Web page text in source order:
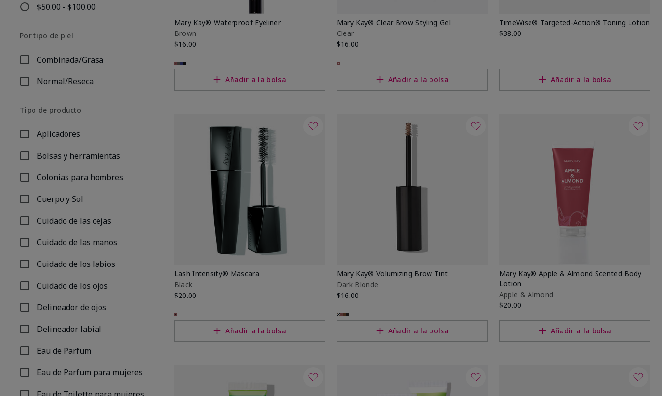
$50.00 - $100.00
Refinar por Por precio: $50.00 - $100.00
Por tipo de piel
Combinada/Grasa
Refinar por Por tipo de piel: Combinada/Grasa
Normal/Reseca
Refinar por Por tipo de piel: Normal/Reseca
Tipo de producto
Aplicadores
Refinar por Tipo de producto: Aplicadores
Bolsas y herramientas
Refinar por Tipo de producto: Bolsas y herramientas
Colonias para hombres
Refinar por Tipo de producto: Colonias para hombres
Cuerpo y Sol
Refinar por Tipo de producto: Cuerpo y Sol
Cuidado de las cejas
Refinar por Tipo de producto: Cuidado de las cejas
Cuidado de las manos
Refinar por Tipo de producto: Cuidado de las manos
Cuidado de los labios
Refinar por Tipo de producto: Cuidado de los labios
Cuidado de los ojos
Refinar por Tipo de producto: Cuidado de los ojos
Delineador de ojos
Refinar por Tipo de producto: Delineador de ojos
Delineador labial
Refinar por Tipo de producto: Delineador labial
Eau de Parfum
Refinar por Tipo de producto: Eau de Parfum
Eau de Parfum para mujeres
Refinar por Tipo de producto: Eau de Parfum para mujeres
Eau de Toilette para mujeres
Mary Kay® Waterproof Eyeliner
Brown
$16.00
Añadir a la bolsa
Mary Kay® Clear Brow Styling Gel
Clear
$16.00
Añadir a la bolsa
TimeWise® Targeted-Action® Toning Lotion
$38.00
Añadir a la bolsa
Lash Intensity® Mascara
Black
$20.00
Añadir a la bolsa
Mary Kay® Volumizing Brow Tint
Dark Blonde
$16.00
Añadir a la bolsa
Mary Kay® Apple & Almond Scented Body
Lotion
Apple & Almond
$20.00
Añadir a la bolsa